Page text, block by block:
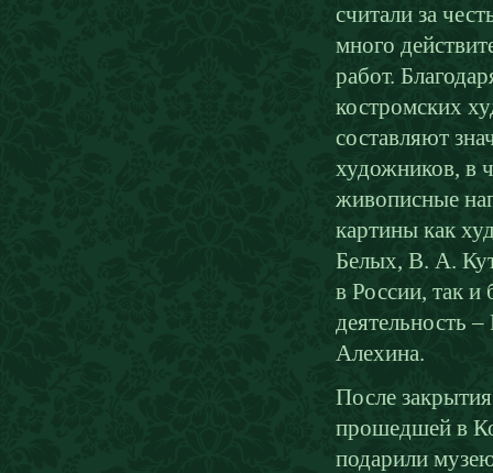
считали за
много
работ.
костромских
составляют
художников, в
живописные
картины как
Белых, В. А.
в России, так
деятельность
Алехина.
После
прошедшей в
подарили